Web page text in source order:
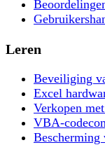
Leren
Beveiliging
Excel
Verkopen
VBA-